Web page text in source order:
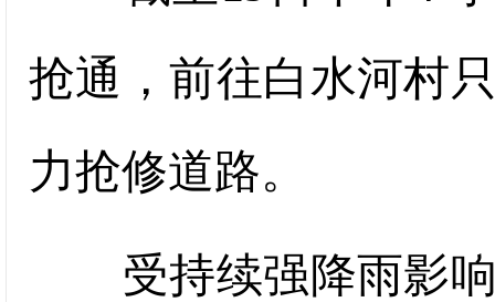
抢通，前往白水河村
力抢修道路。
受持续强降雨影响